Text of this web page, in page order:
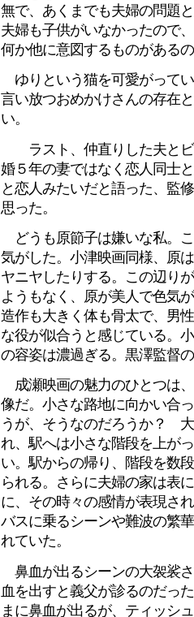
無で、あくまでも夫婦の問題
夫婦も子供がいなかったので
何か他に意図するものがある
ゆりという猫を可愛がって
言い放つおめかけさんの存在
い。
ラスト、仲直りした夫とビ
婚５年の妻ではなく恋人同士
と恋人みたいだと語った、監
思った。
どうも原節子は嫌いな私。
気がした。小津映画同様、原
ヤニヤしたりする。この辺り
ようもなく、原が美人で色気
造作も大きく体も骨太で、男
な役が似合うと感じている。
の容姿は濃過ぎる。黒澤監督
成瀬映画の魅力のひとつは
像だ。小さな路地に向かい合
うが、そうなのだろうか？
れ、駅へは小さな階段を上が
い。駅からの帰り、階段を数
られる。さらに夫婦の家は表
に、その時々の感情が表現さ
バスに乗るシーンや難波の繁
れていた。
鼻血が出るシーンの大袈裟
血を出すと義父が診るのだっ
まに鼻血が出るが、ティッシ